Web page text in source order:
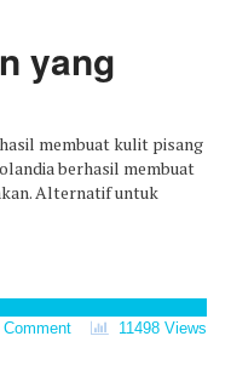
yang
membuat kulit pisang
berhasil membuat
Alternatif untuk
Comment 11498 Views